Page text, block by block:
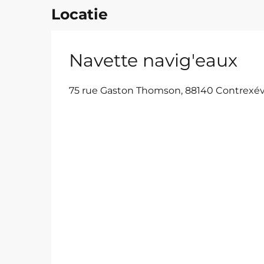
Locatie
Navette navig'eaux
75 rue Gaston Thomson, 88140